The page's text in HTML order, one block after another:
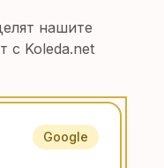
нашите
с Koleda.net
Google